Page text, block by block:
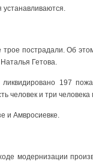
устанавливаются.
пострадали. Об
Гетова.
197
человек и три
и Амвросиевке.
модернизации